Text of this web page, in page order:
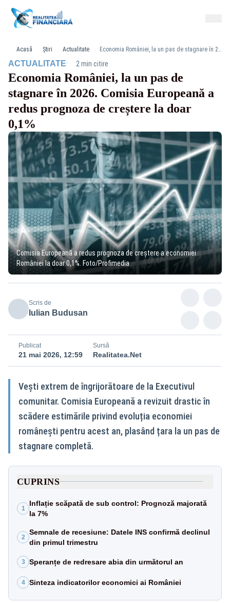
Acasă Știri Actualitate Economia României, la un pas de stagnare în 2026. Comisia Europeană a redus prognoza de creștere la doar 0,1%
ACTUALITATE· 2 min citire
Economia României, la un pas de
stagnare în 2026. Comisia Europeană a
redus prognoza de creștere la doar
0,1%
Comisia Europeană a redus prognoza de creștere a economiei
României la doar 0,1%. Foto/Profimedia
Scris de
Iulian Budusan
Publicat
21 mai 2026, 12:59
Sursă
Realitatea.Net
Vești extrem de îngrijorătoare de la Executivul
comunitar. Comisia Europeană a revizuit drastic în
scădere estimările privind evoluția economiei
românești pentru acest an, plasând țara la un pas de
stagnare completă.
CUPRINS
1
Inflație scăpată de sub control: Prognoză majorată
la 7%
2
Semnale de recesiune: Datele INS confirmă declinul
din primul trimestru
3 Speranțe de redresare abia din următorul an
4 Sinteza indicatorilor economici ai României